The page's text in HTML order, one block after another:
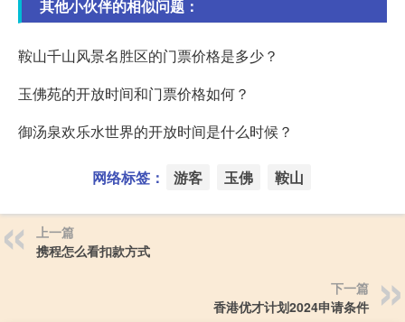
其他小伙伴的相似问题：
鞍山千山风景名胜区的门票价格是多少？
玉佛苑的开放时间和门票价格如何？
御汤泉欢乐水世界的开放时间是什么时候？
网络标签： 游客 玉佛 鞍山
上一篇
携程怎么看扣款方式
下一篇
香港优才计划2024申请条件